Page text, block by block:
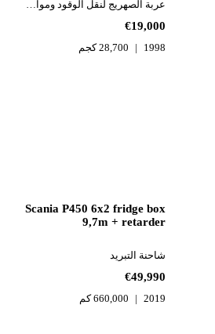
€19,000
1998 28,700 كجم
Scania P450 6x2 fridge box
9,7m + retarder
€49,990
شاحنة التبريد
2019 660,000 كم